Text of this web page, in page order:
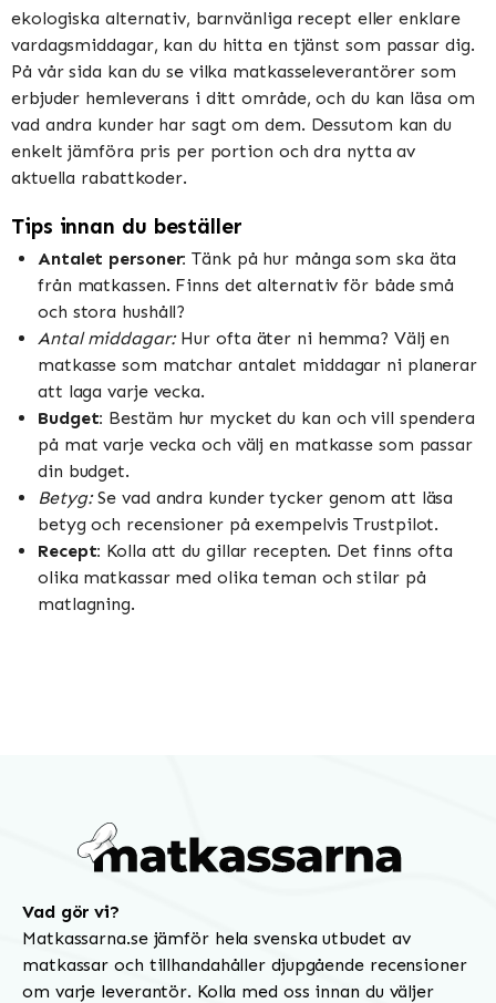
ekologiska alternativ, barnvänliga recept eller enklare
vardagsmiddagar, kan du hitta en tjänst som passar dig.
På vår sida kan du se vilka matkasseleverantörer som
erbjuder hemleverans i ditt område, och du kan läsa om
vad andra kunder har sagt om dem. Dessutom kan du
enkelt jämföra pris per portion och dra nytta av
aktuella rabattkoder.
Tips innan du beställer
Antalet personer: Tänk på hur många som ska äta
från matkassen. Finns det alternativ för både små
och stora hushåll?
Antal middagar:Hur ofta äter ni hemma? Välj en
matkasse som matchar antalet middagar ni planerar
att laga varje vecka.
Budget: Bestäm hur mycket du kan och vill spendera
på mat varje vecka och välj en matkasse som passar
din budget.
Betyg:Se vad andra kunder tycker genom att läsa
betyg och recensioner på exempelvis Trustpilot.
Recept: Kolla att du gillar recepten. Det finns ofta
olika matkassar med olika teman och stilar på
matlagning.
Vad gör vi?
Matkassarna.se jämför hela svenska utbudet av
matkassar och tillhandahåller djupgående recensioner
om varje leverantör. Kolla med oss innan du väljer